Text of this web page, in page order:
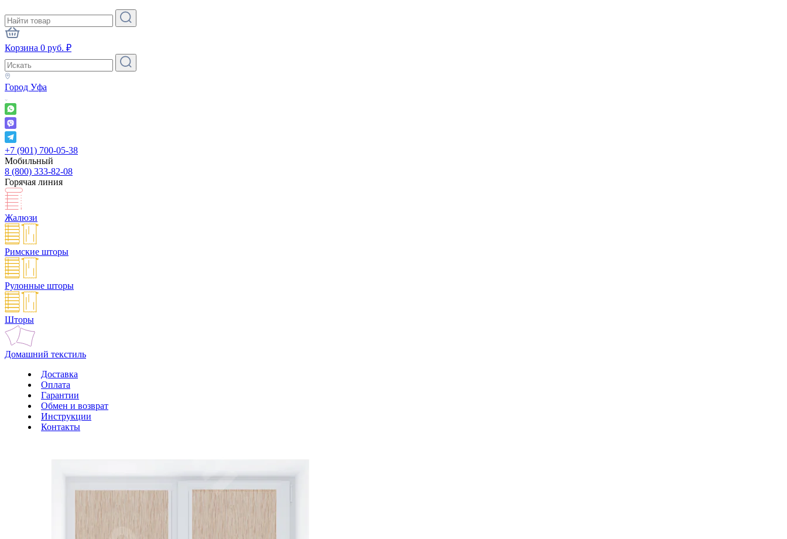
Корзина 0 руб. ₽
Город Уфа
+7 (901) 700-05-38
Мобильный
8 (800) 333-82-08
Горячая линия
Жалюзи
Римские шторы
Рулонные шторы
Шторы
Домашний текстиль
Доставка
Оплата
Гарантии
Обмен и возврат
Инструкции
Контакты